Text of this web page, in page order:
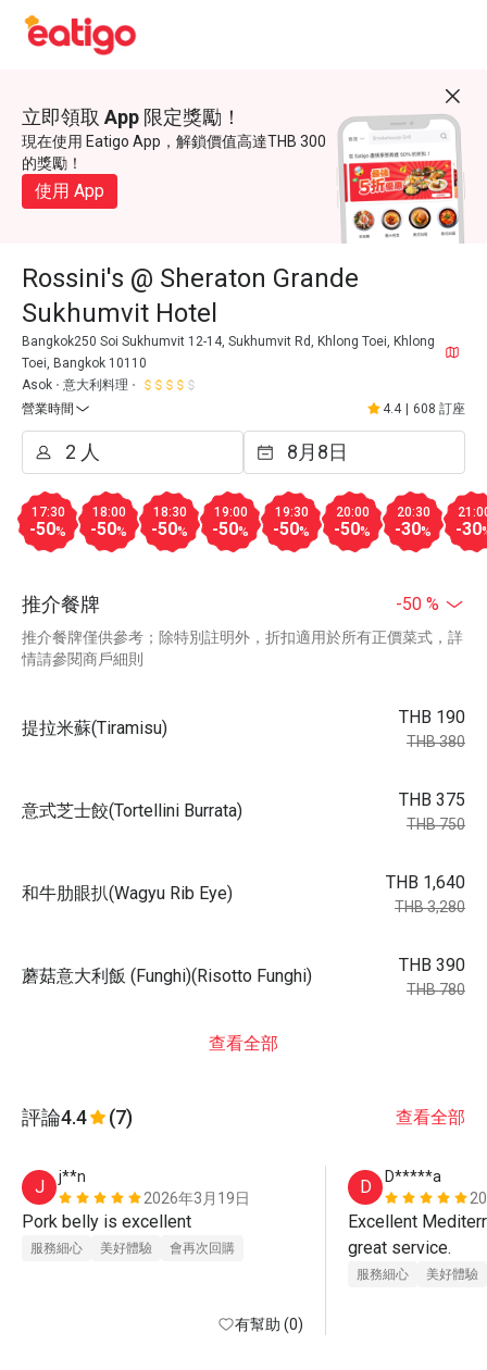
立即領取 App 限定獎勵！
現在使用 Eatigo App，解鎖價值高達THB 300
的獎勵！
使用 App
Rossini's @ Sheraton Grande
Sukhumvit Hotel
Bangkok250 Soi Sukhumvit 12-14, Sukhumvit Rd, Khlong Toei, Khlong
Toei, Bangkok 10110
Asok
意大利料理
營業時間
4.4 608 訂座
17:30
-50%
18:00
-50%
18:30
-50%
19:00
-50%
19:30
-50%
20:00
-50%
20:30
-30% -30
推介餐牌 -50 %
推介餐牌僅供參考；除特別註明外，折扣適用於所有正價菜式，詳
情請參閱商戶細則
提拉米蘇(Tiramisu)
THB 190
THB 380
意式芝士餃(Tortellini Burrata)
THB 375
THB 750
和牛肋眼扒(Wagyu Rib Eye)
THB 1,640
THB 3,280
蘑菇意大利飯 (Funghi)(Risotto Funghi)
THB 390
THB 780
查看全部
評論4.4 (7) 查看全部
J
j**n
2026年3月19日
服務細心 美好體驗 會再次回購
有幫助 (0)
D
D*****a
Excellent
great service.
服務細心 美好體驗